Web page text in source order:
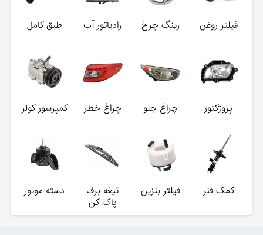
فیلتر روغن رینگ چرخ رادیاتور آب طبق کامل
پروژکتور چراغ جلو چراغ خطر کمپرسور کولر
کمک فنر فیلتر بنزین
تیغه برف
پاک کن
دسته موتور